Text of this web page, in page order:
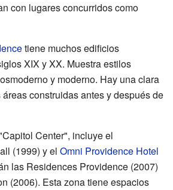
con lugares concurridos como
tiene muchos edificios
XIX y XX. Muestra estilos
y moderno. Hay una clara
construidas antes y después de
Center", incluye el
(1999) y el Omni Providence Hotel
las Residences Providence (2007)
(2006). Esta zona tiene espacios